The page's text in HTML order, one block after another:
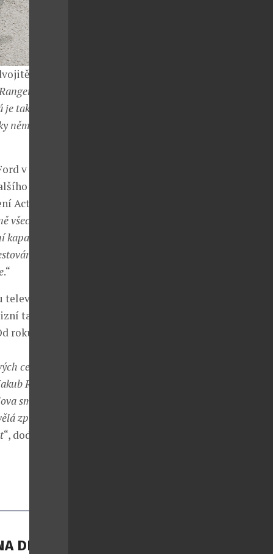
mi díky
také
němu mám
v garáži
„člena
Active.
co
je tady
.“
taneční
roku 2020
cestách
Rangera
smyslu.
zpráva,
“, dodává
DI